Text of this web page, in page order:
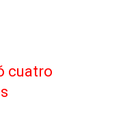
cuatro